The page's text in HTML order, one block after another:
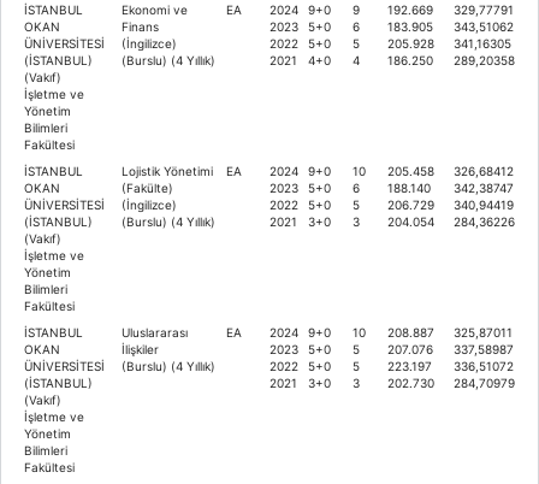
İSTANBUL
OKAN
ÜNİVERSİTESİ
(İSTANBUL)
(Vakıf)
İşletme ve
Yönetim
Bilimleri
Fakültesi
Ekonomi ve
Finans
(İngilizce)
(Burslu) (4 Yıllık)
EA
2024
2023
2022
2021
9+0
5+0
5+0
4+0
9
6
5
4
192.669
183.905
205.928
186.250
329,77791
343,51062
341,16305
289,20358
İSTANBUL
OKAN
ÜNİVERSİTESİ
(İSTANBUL)
(Vakıf)
İşletme ve
Yönetim
Bilimleri
Fakültesi
Lojistik Yönetimi
(Fakülte)
(İngilizce)
(Burslu) (4 Yıllık)
EA
2024
2023
2022
2021
9+0
5+0
5+0
3+0
10
6
5
3
205.458
188.140
206.729
204.054
326,68412
342,38747
340,94419
284,36226
İSTANBUL
OKAN
ÜNİVERSİTESİ
(İSTANBUL)
(Vakıf)
İşletme ve
Yönetim
Bilimleri
Fakültesi
Uluslararası
İlişkiler
(Burslu) (4 Yıllık)
EA
2024
2023
2022
2021
9+0
5+0
5+0
3+0
10
5
5
3
208.887
207.076
223.197
202.730
325,87011
337,58987
336,51072
284,70979